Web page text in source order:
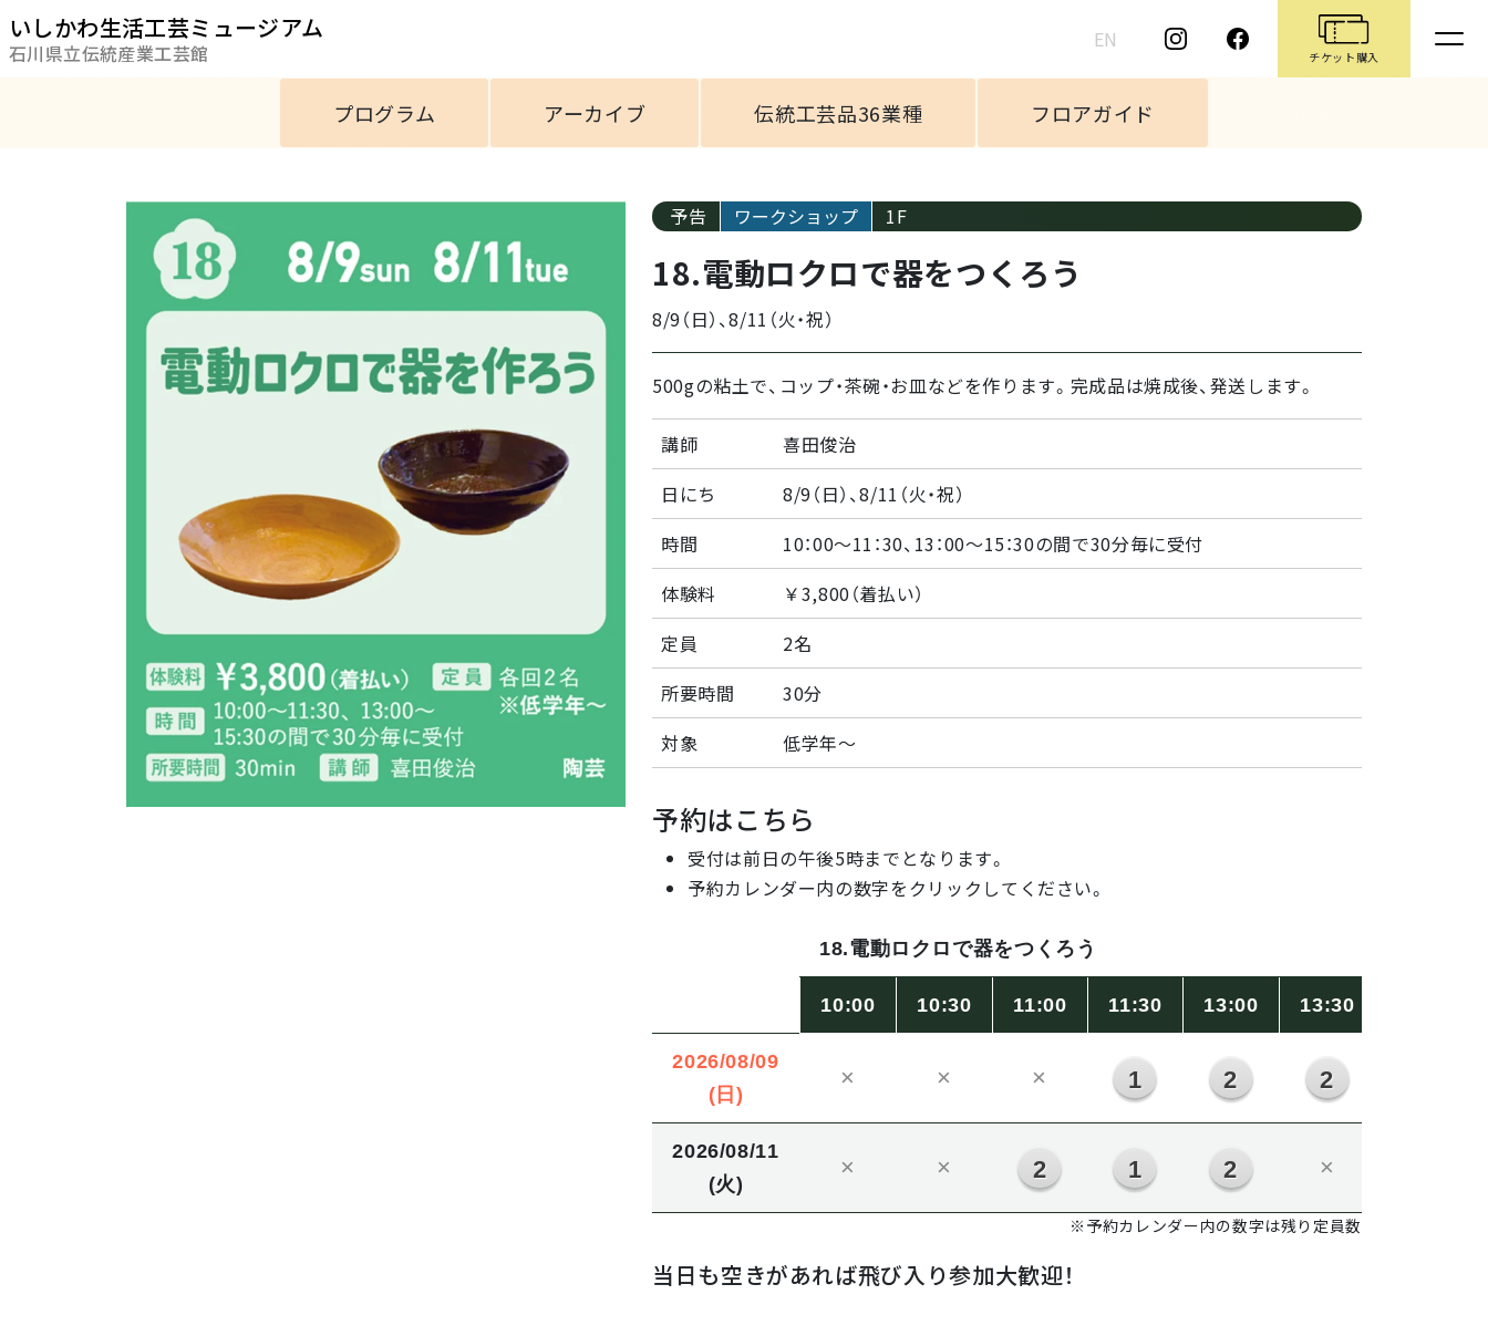
いしかわ生活工芸ミュージアム
石川県立伝統産業工芸館
EN
チケット購入
プログラム アーカイブ 伝統工芸品36業種 フロアガイド
予告 ワークショップ 1F
18.電動ロクロで器をつくろう
8/9（日）、8/11（火・祝）
500gの粘土で、コップ・茶碗・お皿などを作ります。完成品は焼成後、発送します。
講師
喜田俊治
日にち
8/9（日）、8/11（火・祝）
時間
10：00〜11：30、13：00〜15：30の間で30分毎に受付
体験料
￥3,800（着払い）
定員
2名
所要時間
30分
対象
低学年〜
予約はこちら
受付は前日の午後5時までとなります。
予約カレンダー内の数字をクリックしてください。
18.電動ロクロで器をつくろう
10:00 10:30 11:00 11:30 13:00 13:30
2026/08/09
(日)
× × × 1 2 2
2026/08/11
(火)
× × 2 1 2 ×
※予約カレンダー内の数字は残り定員数
当日も空きがあれば飛び入り参加大歓迎！